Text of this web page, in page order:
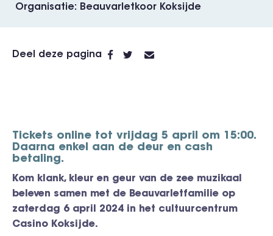
Organisatie
Beauvarletkoor Koksijde
Deel deze pagina
Tickets online tot vrijdag 5 april om 15:00.
Daarna enkel aan de deur en cash
betaling.
Kom klank, kleur en geur van de zee muzikaal
beleven samen met de Beauvarletfamilie op
zaterdag 6 april 2024 in het cultuurcentrum
Casino Koksijde.